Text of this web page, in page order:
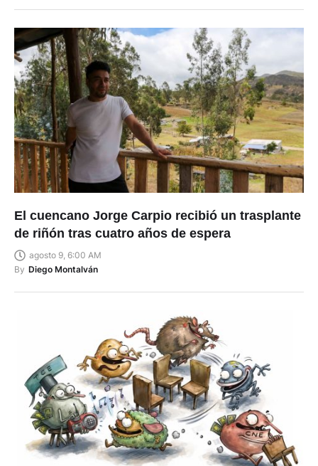
El cuencano Jorge Carpio recibió un trasplante
de riñón tras cuatro años de espera
agosto 9, 6:00 AM
By Diego Montalván